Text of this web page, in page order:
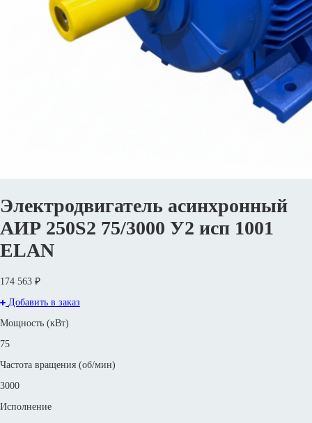
Электродвигатель асинхронный
АИР 250S2 75/3000 У2 исп 1001
ELAN
174 563 ₽
Добавить в заказ
Мощность (кВт)
75
Частота вращения (об/мин)
3000
Исполнение